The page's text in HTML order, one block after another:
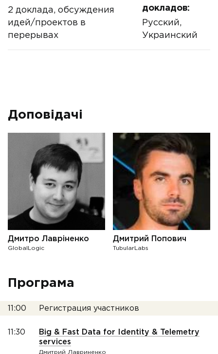
2 доклада, обсуждения
идей/проектов в
перерывах
докладов:
Русский,
Украинский
Доповідачі
Дмитро Лавріненко
GlobalLogic
Дмитрий Попович
TubularLabs
Програма
11:00 Регистрация участников
11:30
Big & Fast Data for Identity & Telemetry
services
Дмитрий Лавриненко